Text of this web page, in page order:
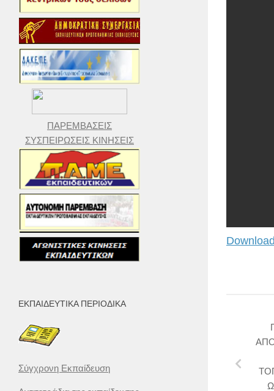
ΠΑΡΕΜΒΑΣΕΙΣ
ΣΥΣΠΕΙΡΩΣΕΙΣ ΚΙΝΗΣΕΙΣ
ΕΚΠΑΙΔΕΥΤΙΚΆ ΠΕΡΙΟΔΙΚΆ
Σύγχρονη Εκπαίδευση